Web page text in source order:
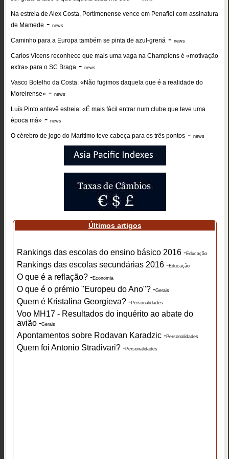
Na estreia de Alex Costa, Portimonense vence em Penafiel com assinatura
de Mamede - news
Caminho para a Europa também se pinta de azul-grená - news
Carlos Vicens reconhece que mais uma vaga na Champions é «motivação
extra» para o SC Braga - news
Vasco Botelho da Costa: «Não fugimos daquela que é a realidade do
Moreirense» - news
Luís Pinto antevê estreia: «É mais fácil entrar num clube que teve uma
época má» - news
O cérebro de jogo do Marítimo teve cabeça para os três pontos - news
Últimos artigos
Rankings das escolas do ensino básico 2016 -Educação
Rankings das escolas secundárias 2016 -Educação
O que é a reflação? -Economia
O que é o prémio "Europeu do Ano"? -Gerais
Quem é Kristalina Georgieva? -Personalidades
Voo MH17 - Resultados do inquérito ao abate do
avião -Gerais
Apontamentos sobre Rodavan Karadzic -Personalidades
Quem foi Antonio Stradivari? -Personalidades